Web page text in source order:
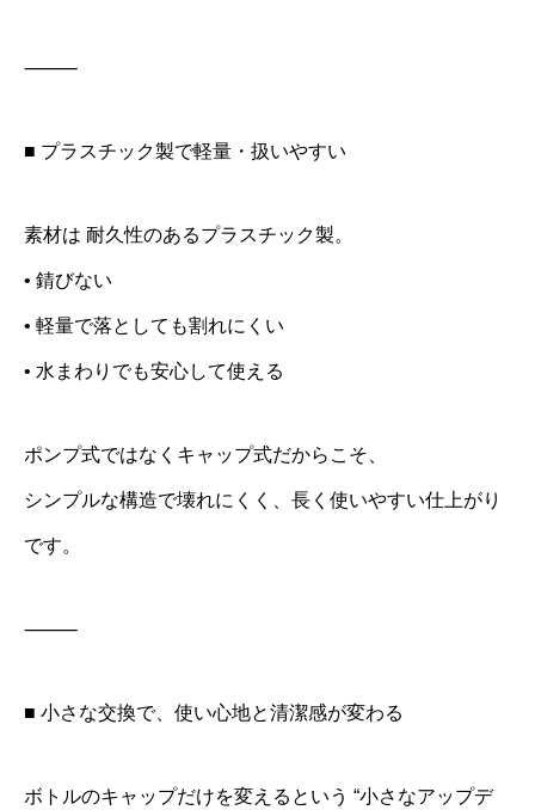
⸻
■ プラスチック製で軽量・扱いやすい
素材は 耐久性のあるプラスチック製。
• 錆びない
• 軽量で落としても割れにくい
• 水まわりでも安心して使える
ポンプ式ではなくキャップ式だからこそ、
シンプルな構造で壊れにくく、長く使いやすい仕上がり
です。
⸻
■ 小さな交換で、使い心地と清潔感が変わる
ボトルのキャップだけを変えるという “小さなアップデ